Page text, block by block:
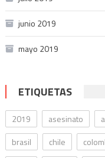
junio 2019
mayo 2019
ETIQUETAS
2019 asesinato
brasil
chile